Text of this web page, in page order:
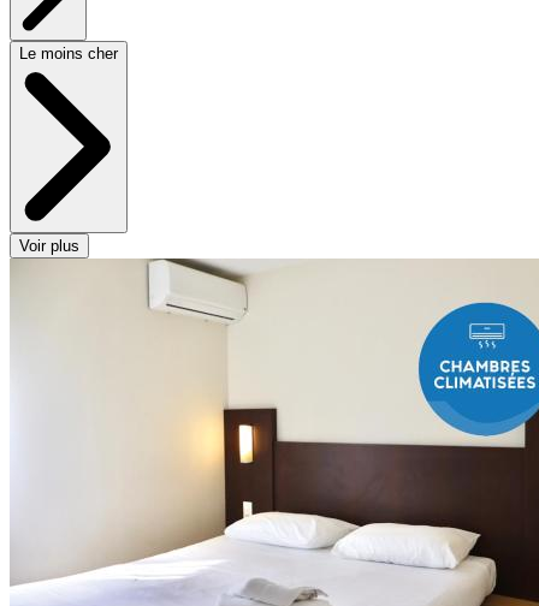
Le moins cher
Voir plus